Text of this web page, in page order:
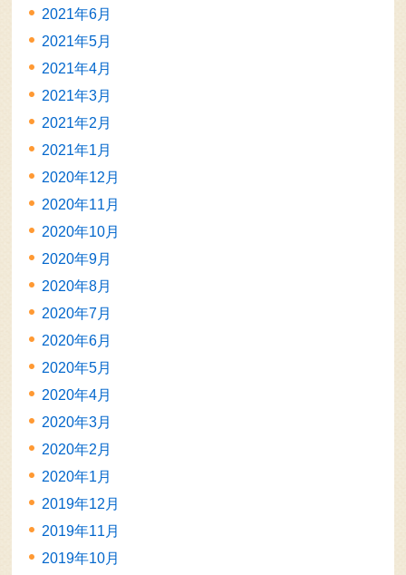
2021年6月
2021年5月
2021年4月
2021年3月
2021年2月
2021年1月
2020年12月
2020年11月
2020年10月
2020年9月
2020年8月
2020年7月
2020年6月
2020年5月
2020年4月
2020年3月
2020年2月
2020年1月
2019年12月
2019年11月
2019年10月